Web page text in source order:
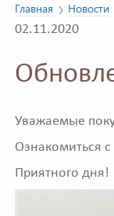
Главная Новости
02.11.2020
Уважаемые
Ознакомиться
Приятного дня!